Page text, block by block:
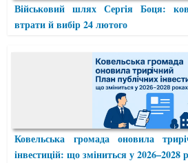
Військовий шлях Сергія Боця:
втрати й вибір 24 лютого
Ковельська громада оновила
інвестицій: що зміниться у 2026–2028